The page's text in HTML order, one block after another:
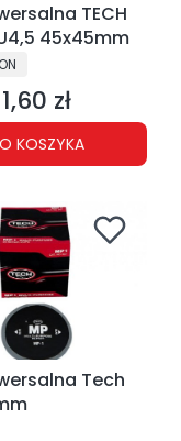
TECH
45x45mm
Cena
1,60 zł
KOSZYKA
Tech